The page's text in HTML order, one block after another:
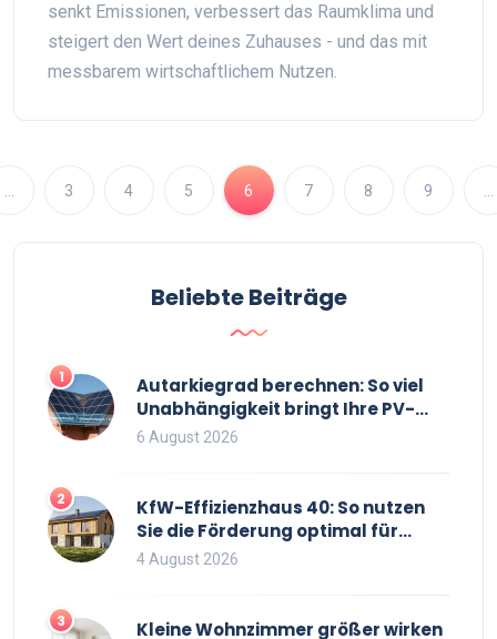
senkt Emissionen, verbessert das Raumklima und
steigert den Wert deines Zuhauses - und das mit
messbarem wirtschaftlichem Nutzen.
3 4 5 6 7 8 9
Beliebte Beiträge
1
Autarkiegrad berechnen: So viel
Unabhängigkeit bringt Ihre PV-
Anlage mit Speicher
6 August 2026
2
KfW-Effizienzhaus 40: So nutzen
Sie die Förderung optimal für
Neubau und Sanierung
4 August 2026
3 Kleine Wohnzimmer größer wirken